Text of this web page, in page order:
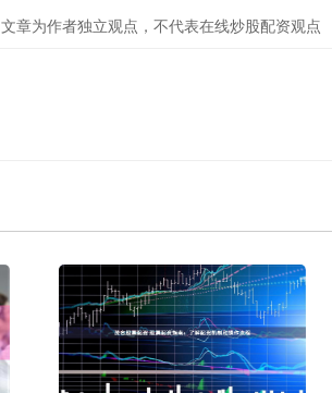
文章为作者独立观点，不代表在线炒股配资观点